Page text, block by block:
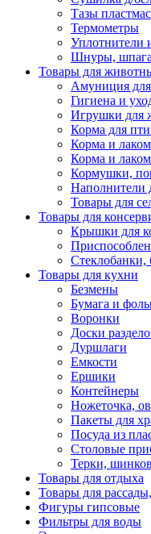
Тазы
Термометры
Уплотнители
Шнуры,
Товары для
Амуниция
Гигиена и
Игрушки для
Корма для
Корма и
Корма и
Кормушки,
Наполнители
Товары для
Товары для
Крышки для
Стеклобанки,
Товары для кухни
Безмены
Бумага и
Воронки
Доски
Дуршлаги
Емкости
Ершики
Контейнеры
Ножеточка,
Пакеты для
Посуда из
Столовые
Терки,
Товары для отдыха
Товары для
Фигуры гипсовые
Фильтры для воды